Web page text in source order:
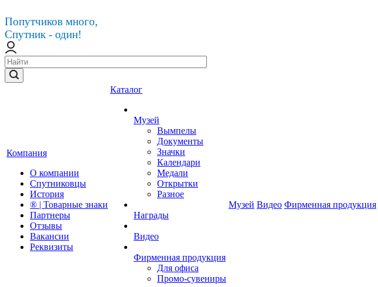
Попутчиков много,
Спутник - один!
Компания
О компании
Спутниковцы
История
® | Товарные знаки
Партнеры
Отзывы
Вакансии
Реквизиты
Каталог
Музей
Вымпелы
Документы
Значки
Календари
Медали
Открытки
Разное
Награды
Видео
Фирменная продукция
Для офиса
Промо-сувениры
Музей Видео Фирменная продукция